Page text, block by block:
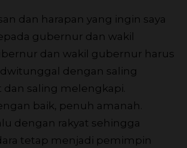
dan harapan yang ingin saya
gubernur dan wakil
dan wakil gubernur harus
dengan saling
saling melengkapi.
baik, penuh amanah.
dengan rakyat sehingga
tetap menjadi pemimpin